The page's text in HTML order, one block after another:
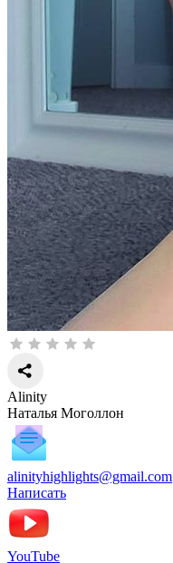
Alinity
Наталья Моголлон
alinityhighlights@gmail.com
Написать
YouTube